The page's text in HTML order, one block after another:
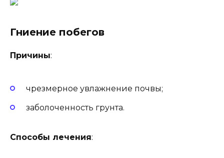
Гниение побегов
Причины:
чрезмерное увлажнение почвы;
заболоченность грунта.
Способы лечения: